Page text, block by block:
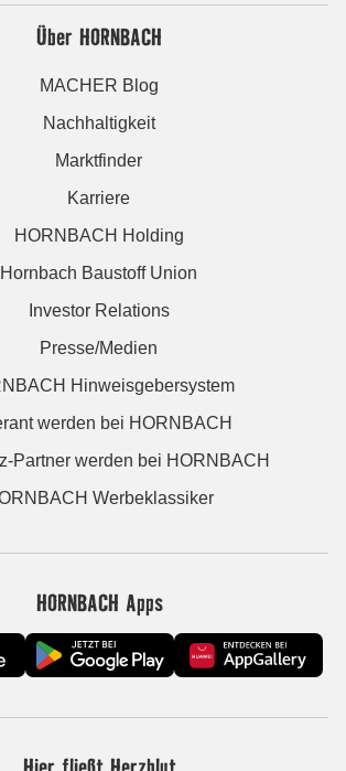
Über HORNBACH
MACHER Blog
Nachhaltigkeit
Marktfinder
Karriere
HORNBACH Holding
Hornbach Baustoff Union
Investor Relations
Presse/Medien
Hinweisgebersystem
werden bei HORNBACH
Partner werden bei HORNBACH
Werbeklassiker
HORNBACH Apps